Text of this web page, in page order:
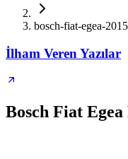
bosch-fiat-egea-
İlham Veren Yazılar
Bosch Fiat